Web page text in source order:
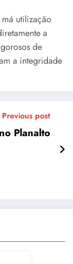
utilização
a
de
a integridade
Previous post
Planalto